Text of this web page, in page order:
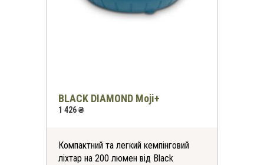
BLACK DIAMOND Moji+
1 426 ₴
Компактний та легкий кемпінговий
ліхтар на 200 люмен від Black